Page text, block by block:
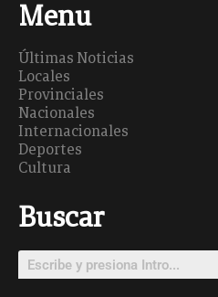
Menu
Últimas Noticias
Locales
Provinciales
Nacionales
Internacionales
Deportes
Cultura
Buscar